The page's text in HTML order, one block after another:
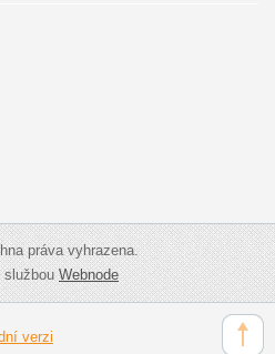
práva vyhrazena.
službouWebnode
verzi